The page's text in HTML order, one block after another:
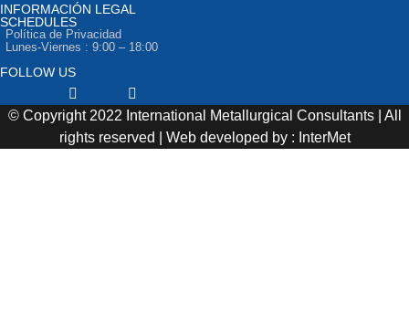
INFORMACIÓN LEGAL
Política de Privacidad
SCHEDULES
Lunes-Viernes : 9:00 – 18:00
FOLLOW US
© Copyright 2022 International Metallurgical Consultants | All
rights reserved | Web developed by : InterMet